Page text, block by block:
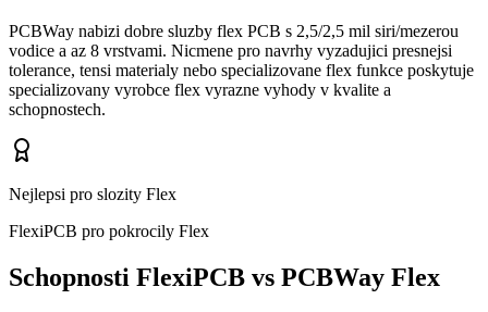
PCBWay nabizi dobre sluzby flex PCB s 2,5/2,5 mil siri/mezerou
vodice a az 8 vrstvami. Nicmene pro navrhy vyzadujici presnejsi
tolerance, tensi materialy nebo specializovane flex funkce poskytuje
specializovany vyrobce flex vyrazne vyhody v kvalite a
schopnostech.
Nejlepsi pro slozity Flex
FlexiPCB pro pokrocily Flex
Schopnosti FlexiPCB vs PCBWay Flex